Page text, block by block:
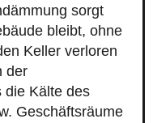
sorgt
bleibt, ohne
Keller verloren
der
die Kälte des
Geschäftsräume